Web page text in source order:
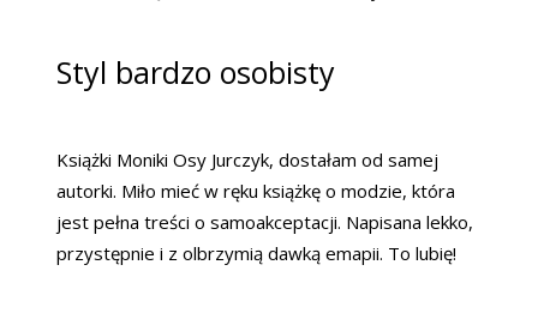
Styl bardzo osobisty
Książki Moniki Osy Jurczyk, dostałam od samej
autorki. Miło mieć w ręku książkę o modzie, która
jest pełna treści o samoakceptacji. Napisana lekko,
przystępnie i z olbrzymią dawką emapii. To lubię!